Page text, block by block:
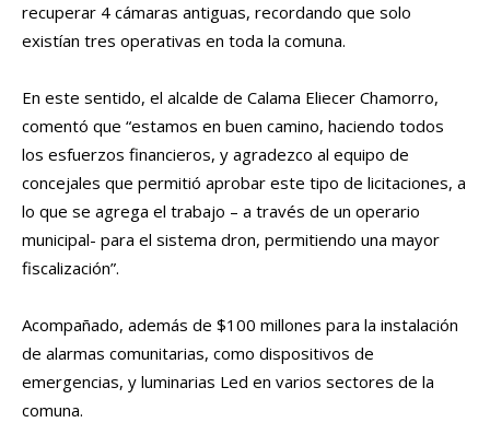
recuperar 4 cámaras antiguas, recordando que solo
existían tres operativas en toda la comuna.
En este sentido, el alcalde de Calama Eliecer Chamorro,
comentó que “estamos en buen camino, haciendo todos
los esfuerzos financieros, y agradezco al equipo de
concejales que permitió aprobar este tipo de licitaciones, a
lo que se agrega el trabajo – a través de un operario
municipal- para el sistema dron, permitiendo una mayor
fiscalización”.
Acompañado, además de $100 millones para la instalación
de alarmas comunitarias, como dispositivos de
emergencias, y luminarias Led en varios sectores de la
comuna.